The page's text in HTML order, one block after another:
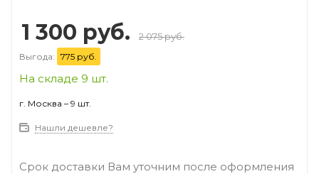
1 300 руб. 2 075 руб.
Выгода: 775 руб.
На складе 9 шт.
г. Москва – 9 шт.
Нашли дешевле?
Срок доставки Вам уточним после оформления